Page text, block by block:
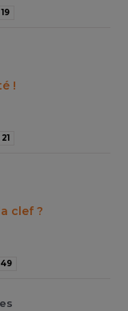
19
!
21
clef ?
49